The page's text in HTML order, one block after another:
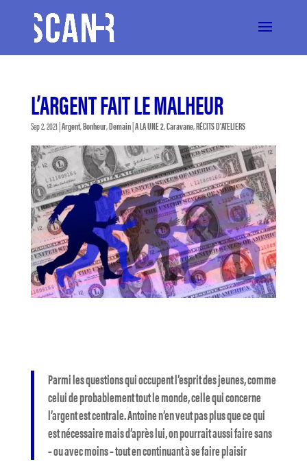
L’ARGENT FAIT LE MALHEUR
Sep 2, 2021|Argent,Bonheur,Demain|A LA UNE 2,Caravane,RÉCITS D'ATELIERS
Parmi les questions qui occupent l’esprit des jeunes, comme
celui de probablement tout le monde, celle qui concerne
l’argent est centrale. Antoine n’en veut pas plus que ce qui
est nécessaire mais d’après lui, on pourrait aussi faire sans
– ou avec moins – tout en continuant à se faire plaisir